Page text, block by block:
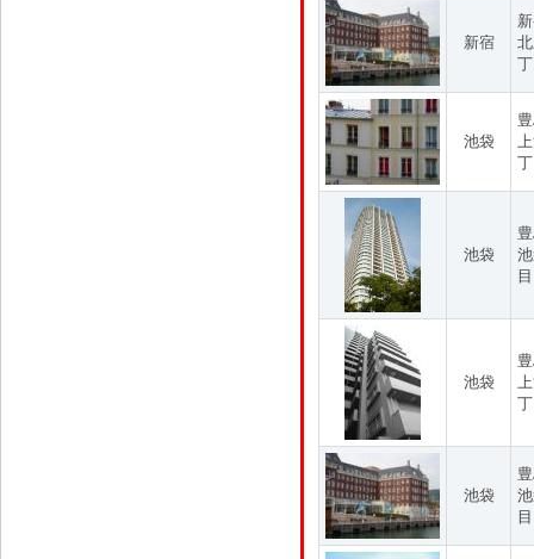
新宿
池袋
池袋
目
池袋
池袋